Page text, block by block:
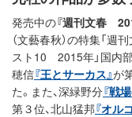
発売中の『週刊文春
（文藝春秋）の特集「週
スト10 2015年」国内
穂信『王とサーカス』が
た。また、深緑野分『戦
第３位、北山猛邦『オル